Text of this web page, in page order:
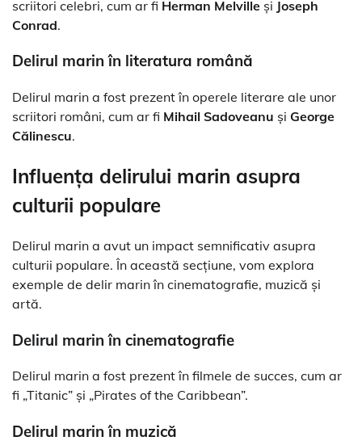
scriitori celebri, cum ar fi Herman Melville și Joseph
Conrad.
Delirul marin în literatura română
Delirul marin a fost prezent în operele literare ale unor
scriitori români, cum ar fi Mihail Sadoveanu și George
Călinescu.
Influența delirului marin asupra
culturii populare
Delirul marin a avut un impact semnificativ asupra
culturii populare. În această secțiune, vom explora
exemple de delir marin în cinematografie, muzică și
artă.
Delirul marin în cinematografie
Delirul marin a fost prezent în filmele de succes, cum ar
fi „Titanic” și „Pirates of the Caribbean”.
Delirul marin în muzică